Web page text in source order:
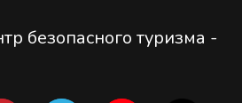
безопасного туризма -